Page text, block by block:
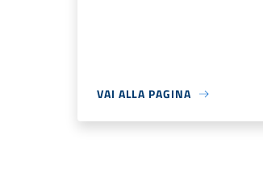
VAI ALLA PAGINA